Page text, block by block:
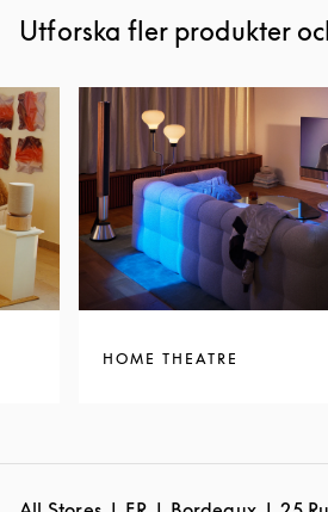
Utforska fler produkter
HOME THEATRE